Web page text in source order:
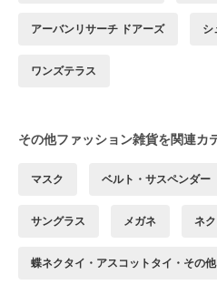
アーバンリサーチ ドアーズ シ
ワンズテラス
その他ファッション雑貨を関連カ
マスク ベルト・サスペンダー
サングラス メガネ ネ
蝶ネクタイ・アスコットタイ・その